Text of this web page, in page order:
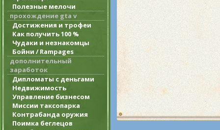
Полезные мелочи
прохождение gta v
Достижения и трофеи
Как получить 100 %
Чудаки и незнакомцы
Бойни / Rampages
дополнительный
заработок
Дипломаты с деньгами
Недвижимость
Управление бизнесом
Миссии таксопарка
Контрабанда оружия
Поимка беглецов